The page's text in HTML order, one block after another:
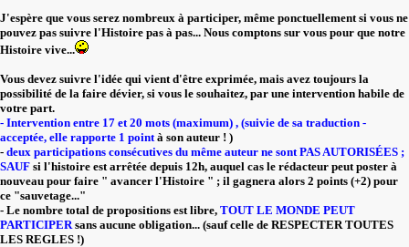
J'espère que vous serez nombreux à participer, même ponctuellement si vous ne
pouvez pas suivre l'Histoire pas à pas... Nous comptons sur vous pour que notre
Histoire vive...
Vous devez suivre l'idée qui vient d'être exprimée, mais avez toujours la
possibilité de la faire dévier, si vous le souhaitez, par une intervention habile de
votre part.
- Intervention entre 17 et 20 mots (maximum) , (suivie de sa traduction -
acceptée, elle rapporte 1 point à son auteur ! )
- deux participations consécutives du même auteur ne sont PAS AUTORISÉES ;
SAUF si l'histoire est arrêtée depuis 12h, auquel cas le rédacteur peut poster à
nouveau pour faire " avancer l'Histoire " ; il gagnera alors 2 points (+2) pour
ce "sauvetage..."
- Le nombre total de propositions est libre, TOUT LE MONDE PEUT
PARTICIPER sans aucune obligation... (sauf celle de RESPECTER TOUTES
LES REGLES !)